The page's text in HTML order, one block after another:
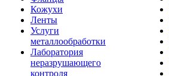
Кожухи
Ленты
Услуги
металлообработки
Лаборатория
неразрушающего
контроля